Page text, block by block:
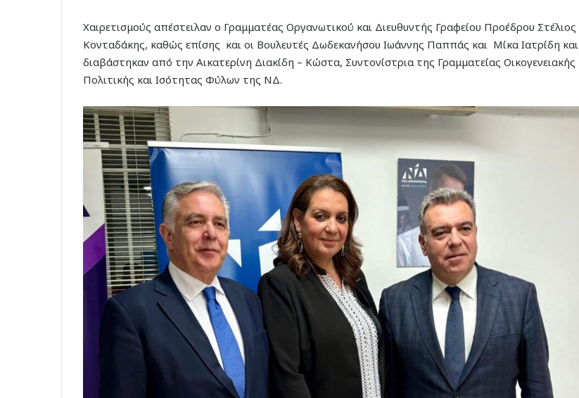
Χαιρετισμούς απέστειλαν ο Γραμματέας Οργανωτικού και Διευθυντής Γραφείου Προέδρου Στέλιος
Κονταδάκης, καθώς επίσης και οι Βουλευτές Δωδεκανήσου Ιωάννης Παππάς και Μίκα Ιατρίδη και
διαβάστηκαν από την Αικατερίνη Διακίδη – Κώστα, Συντονίστρια της Γραμματείας Οικογενειακής
Πολιτικής και Ισότητας Φύλων της ΝΔ.